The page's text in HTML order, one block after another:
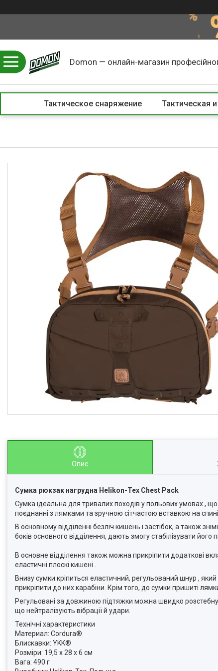
Domon — онлайн-магазин
Тактическое снаряжение Тактическая
Опис
Сумка рюкзак нагрудна Helikon-Tex Chest Pack
Сумка ідеальна для тривалих походів у польових умовах ,
поєднанні з лямками та зручною сітчастою вставкою на
В основному відділенні безліч кишень і застібок, а також
боків основного відділення, дають змогу стабілізувати його
В основне відділення також можна прикріпити додаткові
еластичні плоскі кишені .
Внизу сумки кріпиться еластичний, регульований шнур ,
прикріпити до них карабіни. Крім того, до сумки пришиті
Регульовані за довжиною підтяжки можна швидко
що нейтралізують вібрації й удари.
Технічні характеристики
Материал: Cordura®
Блискавки: YKK®
Розміри: 19,5 x 28 x 6 см
Вага: 490 г